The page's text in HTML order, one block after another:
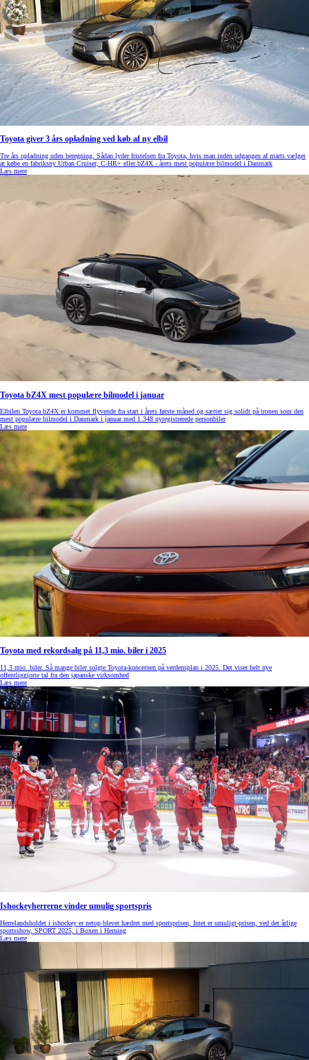
Toyota giver 3 års opladning ved køb af ny elbil
Tre års opladning uden beregning. Sådan lyder fristelsen fra Toyota, hvis man inden udgangen af marts vælger
at købe en fabriksny Urban Cruiser, C-HR+ eller bZ4X - årets mest populære bilmodel i Danmark
Læs mere
Toyota bZ4X mest populære bilmodel i januar
Elbilen Toyota bZ4X er kommet flyvende fra start i årets første måned og sætter sig solidt på tronen som den
mest populære bilmodel i Danmark i januar med 1.348 nyregistrerede personbiler
Læs mere
Toyota med rekordsalg på 11,3 mio. biler i 2025
11,3 mio. biler. Så mange biler solgte Toyota-koncernen på verdensplan i 2025. Det viser helt nye
offentliggjorte tal fra den japanske virksomhed
Læs mere
Ishockeyherrerne vinder umulig sportspris
Herrelandsholdet i ishockey er netop blevet hædret med sportsprisen, Intet er umuligt-prisen, ved det årlige
sportsshow, SPORT 2025, i Boxen i Herning
Læs mere